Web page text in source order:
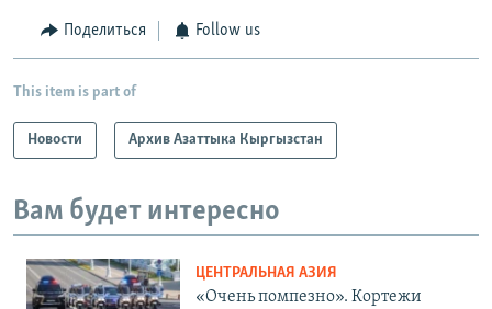
Поделиться Follow us
This item is part of
Новости Архив Азаттыка Кыргызстан
Вам будет интересно
ЦЕНТРАЛЬНАЯ АЗИЯ
«Очень помпезно». Кортежи